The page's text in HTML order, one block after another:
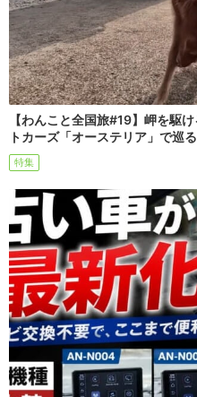
【わんこと全国旅#19】岬を駆
トカーズ「オーステリア」で巡
特集